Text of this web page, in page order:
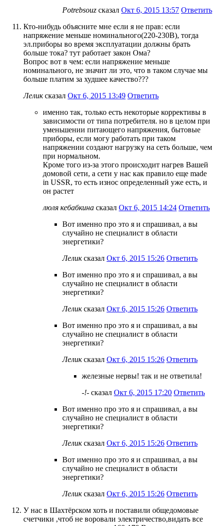
Potrebsouz сказал Окт 6, 2015 13:57 Ответить
Кто-нибудь объясните мне если я не прав: если
напряжение меньше номинального(220-230В), тогда
эл.приборы во время эксплуатации должны брать
больше тока? тут работает закон Ома?
Вопрос вот в чем: если напряжение меньше
номинального, не значит ли это, что в таком случае мы
больше платим за худшее качество???
Леликсказал Окт 6, 2015 13:49 Ответить
именно так, только есть некоторые коррективы в
зависимости от типа потребителя. но в целом при
уменьшении питающего напряжения, бытовые
приборы, если могу работать при таком
напряжении создают нагрузку на сеть больше, чем
при нормальном.
Кроме того из-за этого происходит нагрев Вашей
домовой сети, а сети у нас как правило еще made
in USSR, то есть износ определенный уже есть, и
он растет
люля кебабкина сказал Окт 6, 2015 14:24 Ответить
Вот именно про это я и спрашивал, а вы
случайно не специалист в области
энергетики?
Леликсказал Окт 6, 2015 15:26 Ответить
Вот именно про это я и спрашивал, а вы
случайно не специалист в области
энергетики?
Леликсказал Окт 6, 2015 15:26 Ответить
Вот именно про это я и спрашивал, а вы
случайно не специалист в области
энергетики?
Леликсказал Окт 6, 2015 15:26 Ответить
железные нервы! так и не ответила!
-!- сказал Окт 6, 2015 17:20 Ответить
Вот именно про это я и спрашивал, а вы
случайно не специалист в области
энергетики?
Леликсказал Окт 6, 2015 15:26 Ответить
Вот именно про это я и спрашивал, а вы
случайно не специалист в области
энергетики?
Леликсказал Окт 6, 2015 15:26 Ответить
У нас в Шахтёрском хоть и поставили общедомовые
счетчики ,чтоб не воровали электричество,видать все